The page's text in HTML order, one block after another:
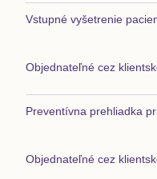
Vstupné vyšetrenie
Objednateľné cez
Preventívna prehliadka
Objednateľné cez